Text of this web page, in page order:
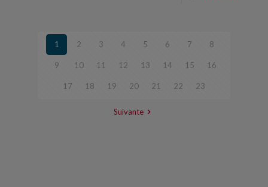
1 2 3 4 5 6 7 8
9 10 11 12 13 14 15 16
17 18 19 20 21 22 23
Suivante